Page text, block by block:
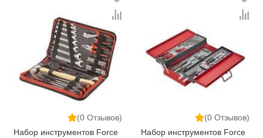
(0 Отзывов)
Набор инструментов Force
(0 Отзывов)
Набор инструментов Force